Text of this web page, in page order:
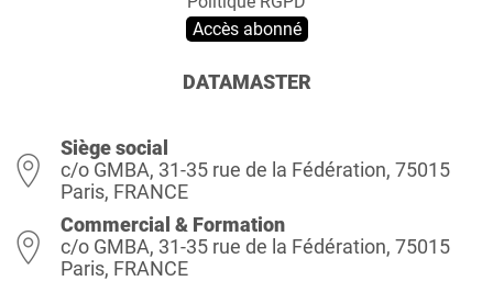
Accès abonné
DATAMASTER
Siège social
c/o GMBA, 31-35 rue de la Fédération, 75015
Paris, FRANCE
Commercial & Formation
c/o GMBA, 31-35 rue de la Fédération, 75015
Paris, FRANCE